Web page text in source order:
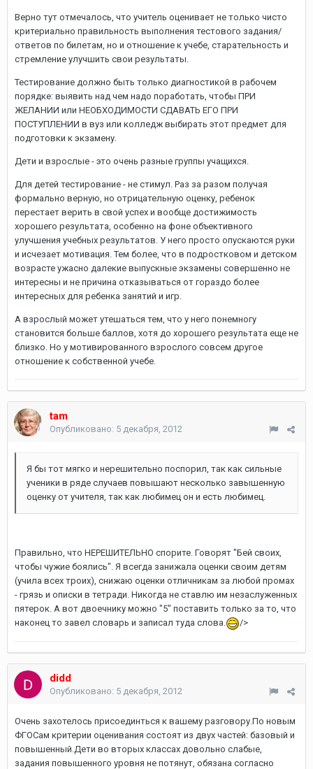
Верно тут отмечалось, что учитель оценивает не только чисто
критериально правильность выполнения тестового задания/
ответов по билетам, но и отношение к учебе, старательность и
стремление улучшить свои результаты.
Тестирование должно быть только диагностикой в рабочем
порядке: выявить над чем надо поработать, чтобы ПРИ
ЖЕЛАНИИ или НЕОБХОДИМОСТИ СДАВАТЬ ЕГО ПРИ
ПОСТУПЛЕНИИ в вуз или колледж выбирать этот предмет для
подготовки к экзамену.
Дети и взрослые - это очень разные группы учащихся.
Для детей тестирование - не стимул. Раз за разом получая
формально верную, но отрицательную оценку, ребенок
перестает верить в свой успех и вообще достижимость
хорошего результата, особенно на фоне объективного
улучшения учебных результатов. У него просто опускаются руки
и исчезает мотивация. Тем более, что в подростковом и детском
возрасте ужасно далекие выпускные экзамены совершенно не
интересны и не причина отказываться от гораздо более
интересных для ребенка занятий и игр.
А взрослый может утешаться тем, что у него понемногу
становится больше баллов, хотя до хорошего результата еще не
близко. Но у мотивированного взрослого совсем другое
отношение к собственной учебе.
tam
Опубликовано: 5 декабря, 2012
Я бы тот мягко и нерешительно поспорил, так как сильные
ученики в ряде случаев повышают несколько завышенную
оценку от учителя, так как любимец он и есть любимец.
Правильно, что НЕРЕШИТЕЛЬНО спорите. Говорят "Бей своих,
чтобы чужие боялись". Я всегда занижала оценки своим детям
(учила всех троих), снижаю оценки отличникам за любой промах
- грязь и описки в тетради. Никогда не ставлю им незаслуженных
пятерок. А вот двоечнику можно "5" поставить только за то, что
наконец то завел словарь и записал туда слова.
/>
didd
Опубликовано: 5 декабря, 2012
Очень захотелось присоединться к вашему разговору.По новым
ФГОСам критерии оценивания состоят из двух частей: базовый и
повышенный.Дети во вторых классах довольно слабые,
задания повышенного уровня не потянут, обязана согласно